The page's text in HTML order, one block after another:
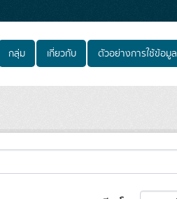
กลุ่ม เกี่ยวกับ ตัวอย่างการใช้ข้อมูล